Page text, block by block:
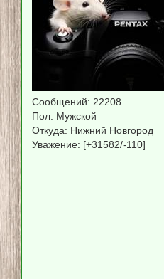
Сообщений: 22208
Пол: Мужской
Откуда: Нижний Новгород
Уважение: [+31582/-110]